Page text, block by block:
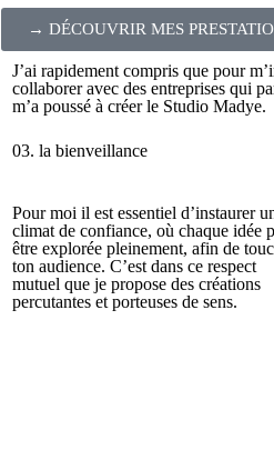
→ DÉCOUVRIR MES
J’ai rapidement compris que pour
collaborer avec des entreprises qui
m’a poussé à créer le Studio Madye.
03. la bienveillance
Pour moi il est essentiel d’instaurer
climat de confiance, où chaque idée
être explorée pleinement, afin de
ton audience. C’est dans ce respect
mutuel que je propose des créations
percutantes et porteuses de sens.